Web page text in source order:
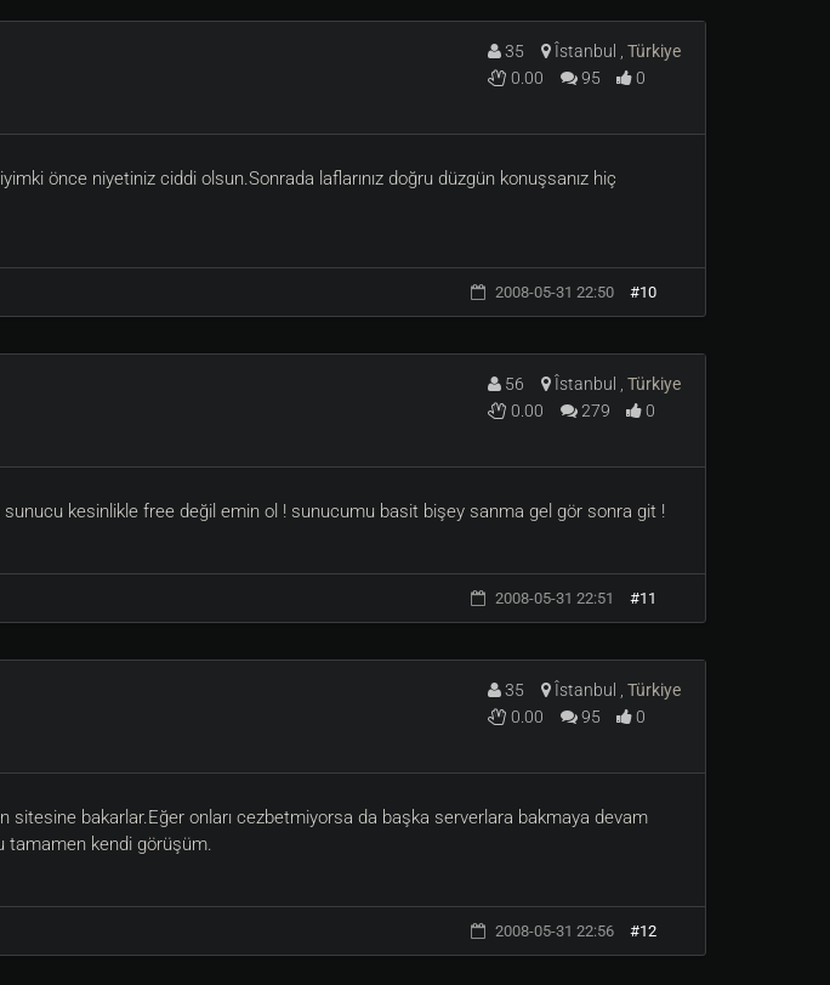
35 Îstanbul , Türkiye
0.00
95 0
önce niyetiniz ciddi olsun.Sonrada laflarınız doğru düzgün konuşsanız hiç
2008-05-31 22:50 #10
56 Îstanbul , Türkiye
0.00
279 0
kesinlikle free değil emin ol ! sunucumu basit bişey sanma gel gör sonra git !
2008-05-31 22:51 #11
35 Îstanbul , Türkiye
0.00
95 0
sitesine bakarlar.Eğer onları cezbetmiyorsa da başka serverlara bakmaya devam
tamamen kendi görüşüm.
2008-05-31 22:56 #12